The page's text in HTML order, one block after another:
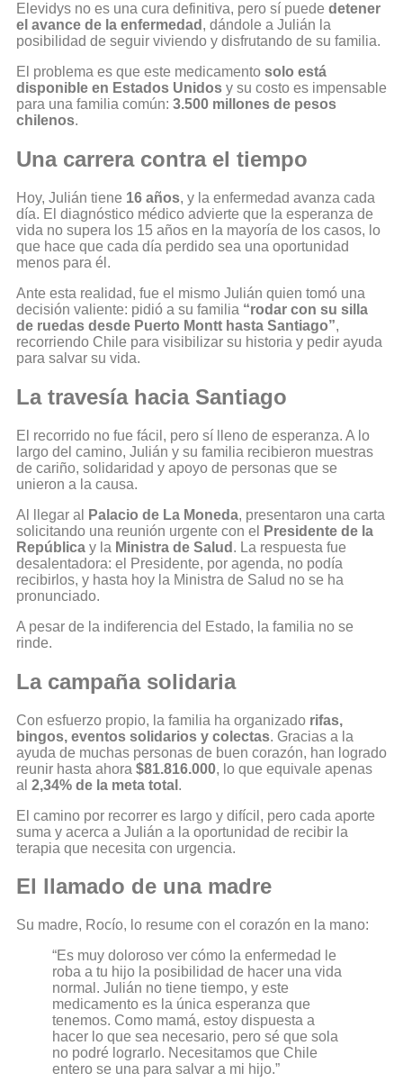
Elevidys no es una cura definitiva, pero sí puede detener
el avance de la enfermedad , dándole a Julián la
posibilidad de seguir viviendo y disfrutando de su familia.
El problema es que este medicamento solo está
disponible en Estados Unidos y su costo es impensable
para una familia común: 3.500 millones de pesos
chilenos.
Una carrera contra el tiempo
Hoy, Julián tiene 16 años, y la enfermedad avanza cada
día. El diagnóstico médico advierte que la esperanza de
vida no supera los 15 años en la mayoría de los casos, lo
que hace que cada día perdido sea una oportunidad
menos para él.
Ante esta realidad, fue el mismo Julián quien tomó una
decisión valiente: pidió a su familia “rodar con su silla
de ruedas desde Puerto Montt hasta Santiago”,
recorriendo Chile para visibilizar su historia y pedir ayuda
para salvar su vida.
La travesía hacia Santiago
El recorrido no fue fácil, pero sí lleno de esperanza. A lo
largo del camino, Julián y su familia recibieron muestras
de cariño, solidaridad y apoyo de personas que se
unieron a la causa.
Al llegar al
Palacio de La Moneda, presentaron una carta
solicitando una reunión urgente con el
Presidente de la
República y la Ministra de Salud . La respuesta fue
desalentadora: el Presidente, por agenda, no podía
recibirlos, y hasta hoy la Ministra de Salud no se ha
pronunciado.
A pesar de la indiferencia del Estado, la familia no se
rinde.
La campaña solidaria
Con esfuerzo propio, la familia ha organizado rifas,
bingos, eventos solidarios y colectas. Gracias a la
ayuda de muchas personas de buen corazón, han logrado
reunir hasta ahora $81.816.000, lo que equivale apenas
al 2,34% de la meta total .
El camino por recorrer es largo y difícil, pero cada aporte
suma y acerca a Julián a la oportunidad de recibir la
terapia que necesita con urgencia.
El llamado de una madre
Su madre, Rocío, lo resume con el corazón en la mano:
“Es muy doloroso ver cómo la enfermedad le
roba a tu hijo la posibilidad de hacer una vida
normal. Julián no tiene tiempo, y este
medicamento es la única esperanza que
tenemos. Como mamá, estoy dispuesta a
hacer lo que sea necesario, pero sé que sola
no podré lograrlo. Necesitamos que Chile
entero se una para salvar a mi hijo.”